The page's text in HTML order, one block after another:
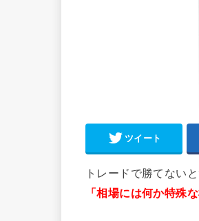
ツイート
トレードで勝てない
「相場には何か特殊